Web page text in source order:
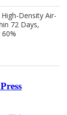
Density Air-
72 Days,